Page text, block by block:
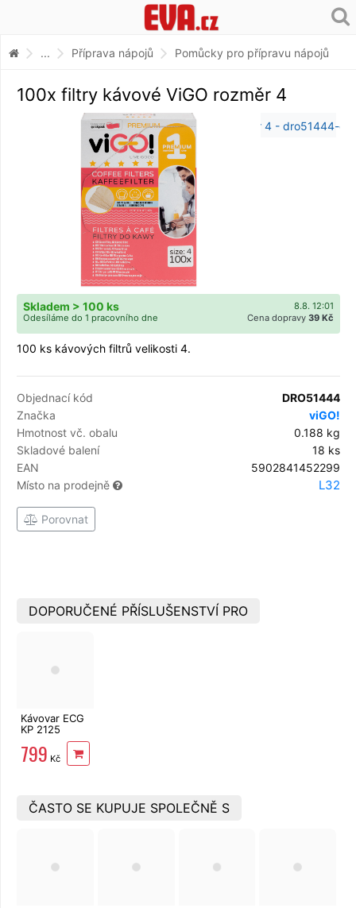
... Příprava nápojů Pomůcky pro přípravu nápojů
100x filtry kávové ViGO rozměr 4
8.8. 12:01
Skladem > 100 ks
Cena dopravy 39 Kč
Odesíláme do 1 pracovního dne
100 ks kávových filtrů velikosti 4.
Objednací kód
DRO51444
Značka
viGO!
Hmotnost vč. obalu
0.188 kg
Skladové balení
18 ks
EAN
5902841452299
Místo na prodejně
L32
Porovnat
DOPORUČENÉ PŘÍSLUŠENSTVÍ PRO
Kávovar ECG
KP 2125
799 Kč
ČASTO SE KUPUJE SPOLEČNĚ S